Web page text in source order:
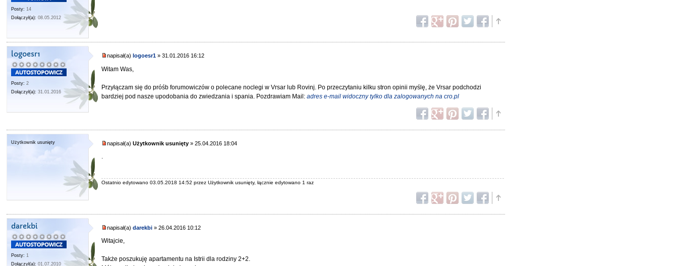
Posty: 14
Dołączył(a): 08.05.2012
logoesr1
Posty: 2
Dołączył(a): 31.01.2016
napisał(a) logoesr1 » 31.01.2016 16:12
Witam Was,
Przyłączam się do próśb forumowiczów o polecane noclegi w Vrsar lub Rovinj. Po przeczytaniu kilku stron opinii myślę, że Vrsar podchodzi
bardziej pod nasze upodobania do zwiedzania i spania. Pozdrawiam Mail:adres e-mail widoczny tylko dla zalogowanych na cro.pl
Użytkownik usunięty napisał(a)Użytkownik usunięty » 25.04.2016 18:04
.
Ostatnio edytowano 03.05.2018 14:52 przez Użytkownik usunięty, łącznie edytowano 1 raz
darekbi
Posty: 1
Dołączył(a): 01.07.2010
napisał(a)darekbi » 26.04.2016 10:12
Witajcie,
Także poszukuję apartamentu na Istrii dla rodziny 2+2.